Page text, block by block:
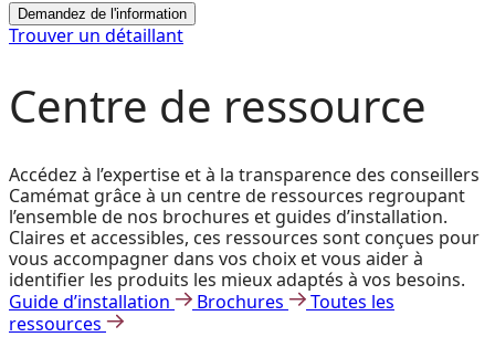
Demandez de l'information
Trouver un détaillant
Centre de ressource
Accédez à l’expertise et à la transparence des conseillers
Camémat grâce à un centre de ressources regroupant
l’ensemble de nos brochures et guides d’installation.
Claires et accessibles, ces ressources sont conçues pour
vous accompagner dans vos choix et vous aider à
identifier les produits les mieux adaptés à vos besoins.
Guide d’installation
Brochures
Toutes les
ressources